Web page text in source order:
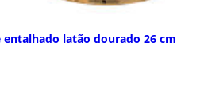
latão dourado 26 cm